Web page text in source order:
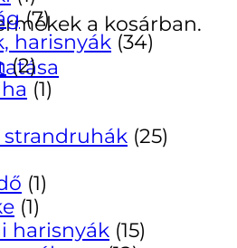
a kosárban.
(7)
harisnyák (34)
(2)
(1)
(25)
(1)
(1)
harisnyák (15)